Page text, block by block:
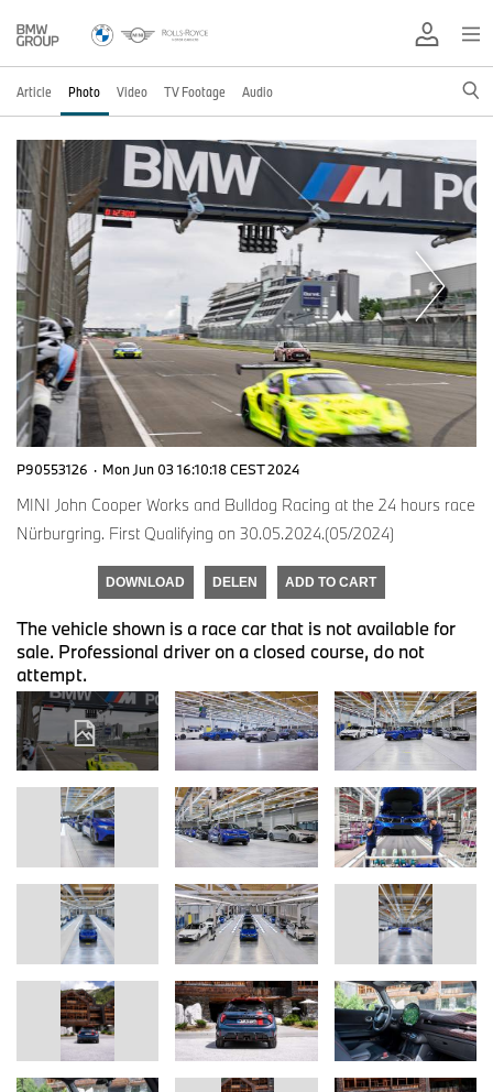
Article Photo Video TV Footage Audio
P90553126 · Mon Jun 03 16:10:18 CEST 2024
MINI John Cooper Works and Bulldog Racing at the 24 hours race
Nürburgring. First Qualifying on 30.05.2024.(05/2024)
DOWNLOAD DELEN ADD TO CART
The vehicle shown is a race car that is not available for
sale. Professional driver on a closed course, do not
attempt.